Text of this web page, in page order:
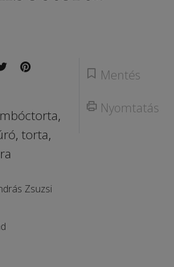
Mentés
Nyomtatás
,
, torta,
Zsuzsi